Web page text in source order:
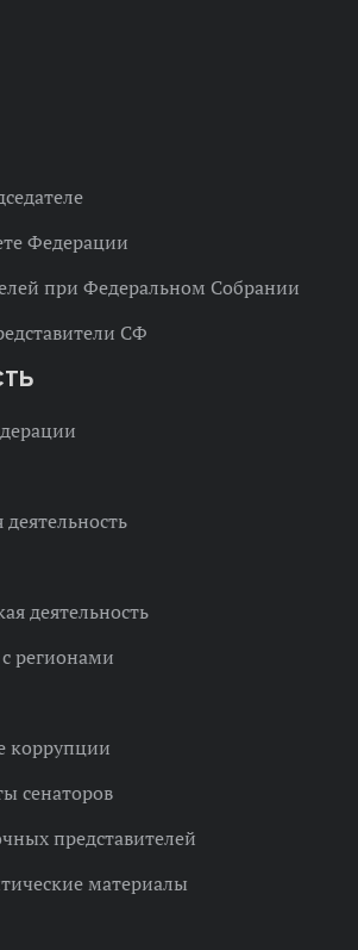
Федерации
при Федеральном Собрании
СФ
деятельность
регионами
коррупции
сенаторов
представителей
материалы